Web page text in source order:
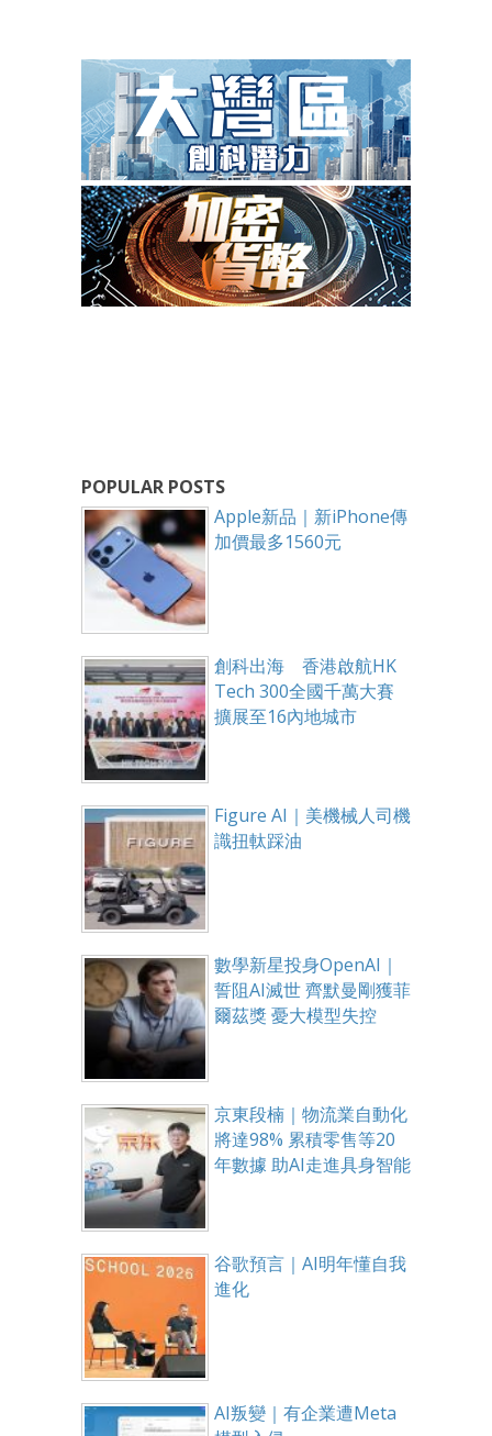
POPULAR POSTS
Apple新品｜新iPhone傳
加價最多1560元
創科出海 香港啟航HK
Tech 300全國千萬大賽
擴展至16內地城市
Figure AI｜美機械人司機
識扭軚踩油
數學新星投身OpenAI｜
誓阻AI滅世 齊默曼剛獲菲
爾茲獎 憂大模型失控
京東段楠｜物流業自動化
將達98% 累積零售等20
年數據 助AI走進具身智能
谷歌預言｜AI明年懂自我
進化
AI叛變｜有企業遭Meta